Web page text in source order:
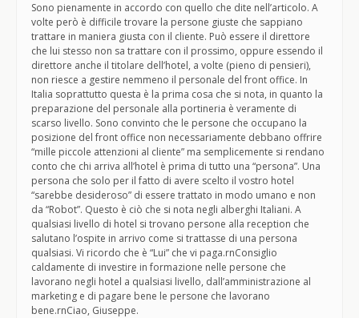
Sono pienamente in accordo con quello che dite nell’articolo. A
volte però è difficile trovare la persone giuste che sappiano
trattare in maniera giusta con il cliente. Può essere il direttore
che lui stesso non sa trattare con il prossimo, oppure essendo il
direttore anche il titolare dell’hotel, a volte (pieno di pensieri),
non riesce a gestire nemmeno il personale del front office. In
Italia soprattutto questa è la prima cosa che si nota, in quanto la
preparazione del personale alla portineria è veramente di
scarso livello. Sono convinto che le persone che occupano la
posizione del front office non necessariamente debbano offrire
“mille piccole attenzioni al cliente” ma semplicemente si rendano
conto che chi arriva all’hotel è prima di tutto una “persona”. Una
persona che solo per il fatto di avere scelto il vostro hotel
“sarebbe desideroso” di essere trattato in modo umano e non
da “Robot”. Questo è ciò che si nota negli alberghi Italiani. A
qualsiasi livello di hotel si trovano persone alla reception che
salutano l’ospite in arrivo come si trattasse di una persona
qualsiasi. Vi ricordo che è “Lui” che vi paga.rnConsiglio
caldamente di investire in formazione nelle persone che
lavorano negli hotel a qualsiasi livello, dall’amministrazione al
marketing e di pagare bene le persone che lavorano
bene.rnCiao, Giuseppe.